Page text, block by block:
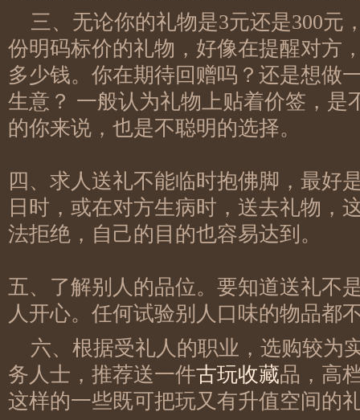
三、无论你的礼物是3元还是300元
份明码标价的礼物，好像在提醒对方
多少钱。你在期待回赠吗？还是想做
生意？ 一般认为礼物上贴着价签，是
的你来说，也是不聪明的选择。
四、求人送礼不能临时抱佛脚，最好
日时，或在对方生病时，送去礼物，
法拒绝，自己的目的也容易达到。
五、了解别人的品位。要知道送礼不
人开心。任何试验别人口味的物品都
六、根据受礼人的职业，选购较为
务人士，推荐送一件古玩收藏品，高
这样的一些既可把玩又有升值空间的